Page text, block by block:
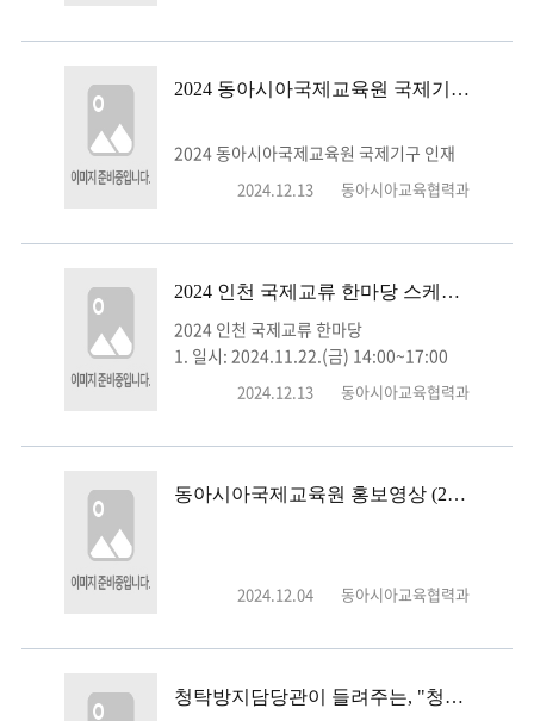
2024 동아시아국제교육원 국제기구 인재양성캠프 스케치영상
2024 동아시아국제교육원 국제기구 인재
양성캠프 스케치영상
육원
2024.12.13 동아시아교육협력과
2024 인천 국제교류 한마당 스케치 영상
2024 인천 국제교류 한마당
1. 일시: 2024.11.22.(금) 14:00~17:00
2. 장소: 인천광역시교육청동아시아국제교
2024.12.13 동아시아교육협력과
동아시아국제교육원 홍보영상 (20241128)
2024.12.04 동아시아교육협력과
청탁방지담당관이 들려주는, "청렴 이야기" 영상자료 홍보